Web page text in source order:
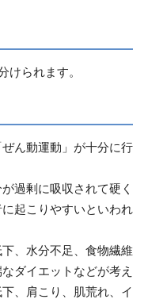
けられます。
ん動運動」が十分に行
過剰に吸収されて硬く
起こりやすいといわれ
、水分不足、食物繊維
ダイエットなどが考え
、肩こり、肌荒れ、イ